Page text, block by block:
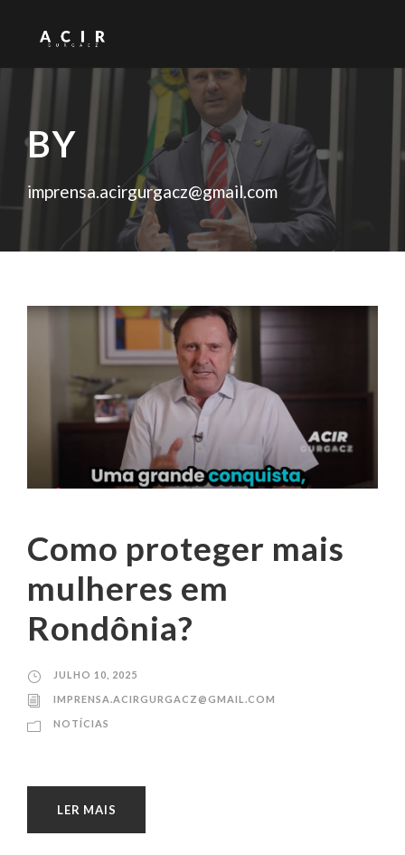
BY
imprensa.acirgurgacz@gmail.com
Como proteger mais
mulheres em
Rondônia?
JULHO 10, 2025
IMPRENSA.ACIRGURGACZ@GMAIL.COM
NOTÍCIAS
LER MAIS